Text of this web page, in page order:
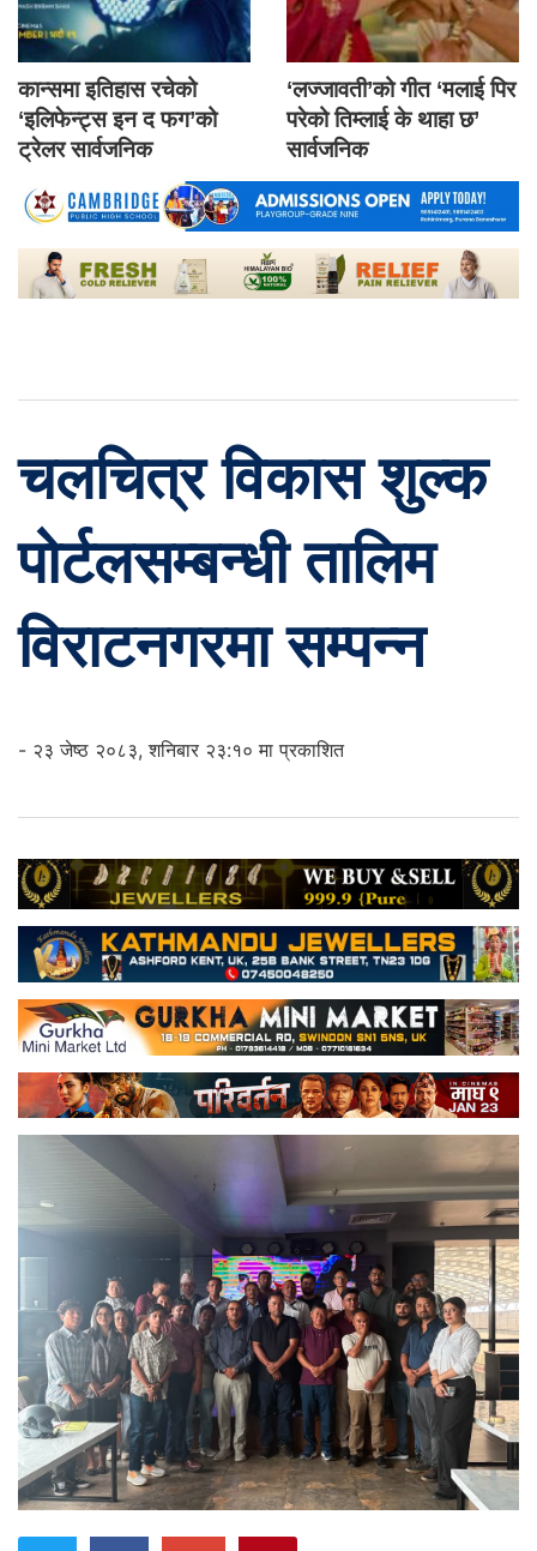
कान्समा इतिहास रचेको
‘इलिफेन्ट्स इन द फग’को
ट्रेलर सार्वजनिक
‘लज्जावती’को गीत ‘मलाई पिर
परेको तिम्लाई के थाहा छ’
सार्वजनिक
चलचित्र विकास शुल्क
पोर्टलसम्बन्धी तालिम
विराटनगरमा सम्पन्न
- २३ जेष्ठ २०८३, शनिबार २३:१० मा प्रकाशित